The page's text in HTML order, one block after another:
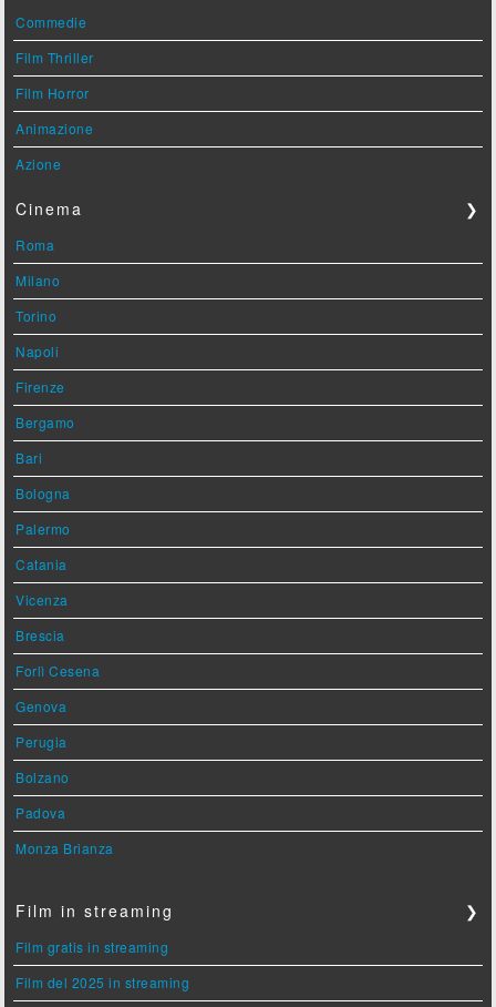
Commedie
Film Thriller
Film Horror
Animazione
Azione
Cinema ❯
Roma
Milano
Torino
Napoli
Firenze
Bergamo
Bari
Bologna
Palermo
Catania
Vicenza
Brescia
Forlì Cesena
Genova
Perugia
Bolzano
Padova
Monza Brianza
Film in streaming ❯
Film gratis in streaming
Film del 2025 in streaming